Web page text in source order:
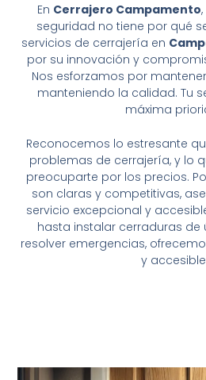
En Cerrajero Campamento
seguridad no tiene por qué
servicios de cerrajería en
por su innovación y
Nos esforzamos por
manteniendo la calidad. Tu
máxima
Reconocemos lo estresante
problemas de cerrajería, y lo
preocuparte por los precios.
son claras y competitivas,
servicio excepcional y
hasta instalar cerraduras de
resolver emergencias,
y